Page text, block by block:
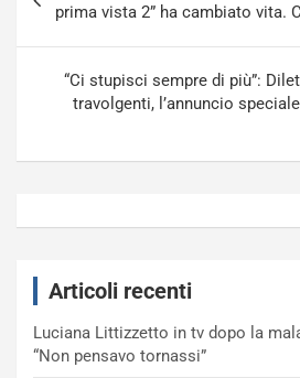
articoli
prima vista 2” ha cambiato vita.
“Ci stupisci sempre di più”:
travolgenti, l’annuncio
Articoli recenti
Luciana Littizzetto in tv dopo la
“Non pensavo tornassi”